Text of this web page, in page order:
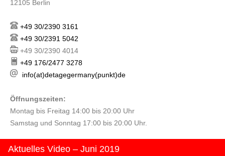
12105 Berlin
+49 30/2390 3161
+49 30/2391 5042
+49 30/2390 4014
+49 176/2477 3278
info(at)detagegermany(punkt)de
Öffnungszeiten:
Montag bis Freitag 14:00 bis 20:00 Uhr
Samstag und Sonntag 17:00 bis 20:00 Uhr.
Aktuelles Video – Juni 2019